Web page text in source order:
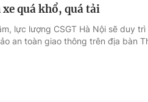
quá khổ, quá tải
lực lượng CSGT Hà Nội sẽ duy
an toàn giao thông trên địa bàn